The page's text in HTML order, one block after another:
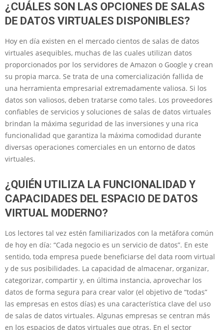
¿CUÁLES SON LAS OPCIONES DE SALAS
DE DATOS VIRTUALES DISPONIBLES?
Hoy en día existen en el mercado cientos de salas de datos
virtuales asequibles, muchas de las cuales utilizan datos
proporcionados por los servidores de Amazon o Google y crean
su propia marca. Se trata de una comercialización fallida de
una herramienta empresarial extremadamente valiosa. Si los
datos son valiosos, deben tratarse como tales. Los proveedores
confiables de servicios y soluciones de salas de datos virtuales
brindan la máxima seguridad de las inversiones y una rica
funcionalidad que garantiza la máxima comodidad durante
diversas operaciones comerciales en un entorno de datos
virtuales.
¿QUIÉN UTILIZA LA FUNCIONALIDAD Y
CAPACIDADES DEL ESPACIO DE DATOS
VIRTUAL MODERNO?
Los lectores tal vez estén familiarizados con la metáfora común
de hoy en día: “Cada negocio es un servicio de datos”. En este
sentido, toda empresa puede beneficiarse del data room virtual
y de sus posibilidades. La capacidad de almacenar, organizar,
categorizar, compartir y, en última instancia, aprovechar los
datos de forma segura para crear valor (el objetivo de “todas”
las empresas en estos días) es una característica clave del uso
de salas de datos virtuales. Algunas empresas se centran más
en los espacios de datos virtuales que otras. En el sector